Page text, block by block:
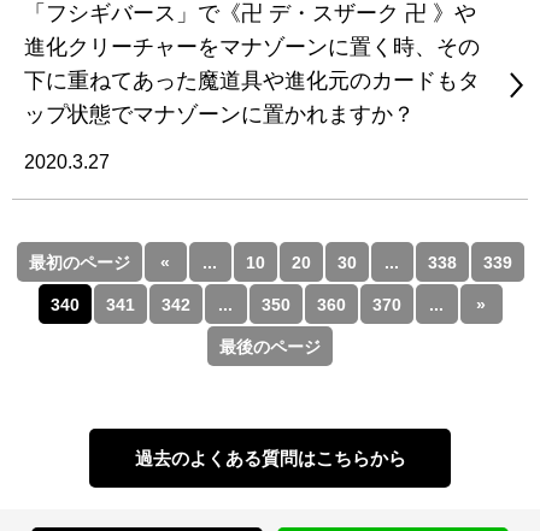
「フシギバース」で《卍 デ・スザーク 卍 》や
進化クリーチャーをマナゾーンに置く時、その
下に重ねてあった魔道具や進化元のカードもタ
ップ状態でマナゾーンに置かれますか？
2020.3.27
最初のページ « ... 10 20 30 ... 338 339
340 341 342 ... 350 360 370 ... »
最後のページ
過去のよくある質問はこちらから